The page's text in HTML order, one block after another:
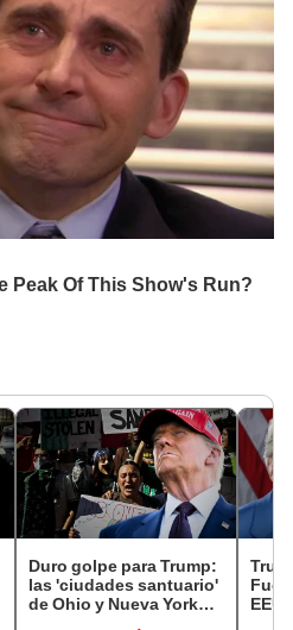
Duro golpe para Trump:
las 'ciudades santuario'
de Ohio y Nueva York